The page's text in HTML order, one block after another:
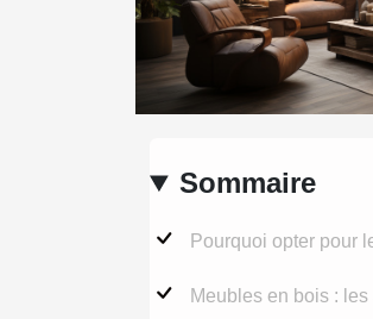
Sommaire
Pourquoi opter pour
Meubles en bois :